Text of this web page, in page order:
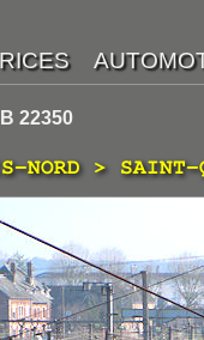
22350
NORD > SAINT-